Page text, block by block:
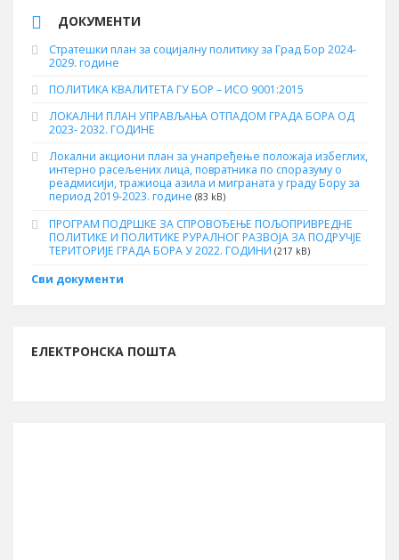
ДОКУМЕНТИ
Стратешки план за социјалну политику за Град Бор 2024-
2029. године
ПОЛИТИКА КВАЛИТЕТА ГУ БОР – ИСО 9001:2015
ЛОКАЛНИ ПЛАН УПРАВЉАЊА ОТПАДОМ ГРАДА БОРА ОД
2023- 2032. ГОДИНЕ
Локални акциони план за унапређење положаја избеглих,
интерно расељених лица, повратника по споразуму о
реадмисији, тражиоца азила и миграната у граду Бору за
период 2019-2023. године (83 kB)
ПРОГРАМ ПОДРШКЕ ЗА СПРОВОЂЕЊЕ ПОЉОПРИВРЕДНЕ
ПОЛИТИКЕ И ПОЛИТИКЕ РУРАЛНОГ РАЗВОЈА ЗА ПОДРУЧЈЕ
ТЕРИТОРИЈЕ ГРАДА БОРА У 2022. ГОДИНИ (217 kB)
Сви документи
ЕЛЕКТРОНСКА ПОШТА